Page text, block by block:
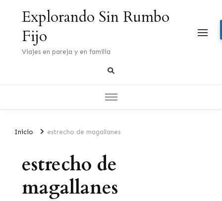
Explorando Sin Rumbo
Fijo
Viajes en pareja y en familia
Inicio estrecho de magallanes
estrecho de
magallanes